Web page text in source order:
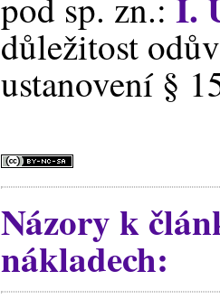
důležitost
ustanovení §
Názory k
nákladech: